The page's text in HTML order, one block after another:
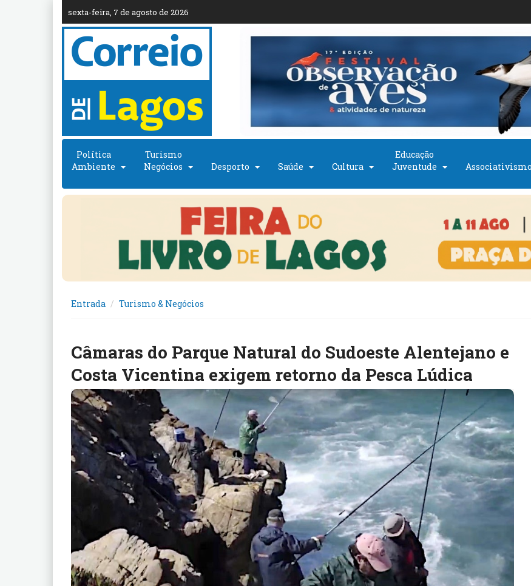
sexta-feira, 7 de agosto de 2026
Política
Ambiente
Turismo
Negócios
Desporto Saúde Cultura
Educação
Juventude
Associativismo
Entrada Turismo & Negócios
Câmaras do Parque Natural do Sudoeste Alentejano e
Costa Vicentina exigem retorno da Pesca Lúdica